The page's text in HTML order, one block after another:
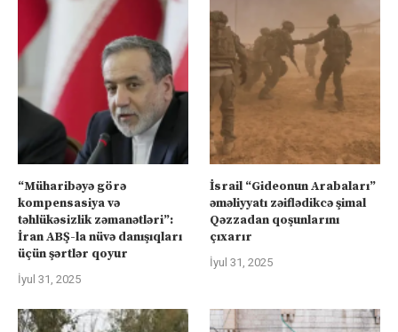
“Müharibəyə görə
kompensasiya və
təhlükəsizlik zəmanətləri”:
İran ABŞ-la nüvə danışıqları
üçün şərtlər qoyur
İyul 31, 2025
İsrail “Gideonun Arabaları”
əməliyyatı zəiflədikcə şimal
Qəzzadan qoşunlarını
çıxarır
İyul 31, 2025